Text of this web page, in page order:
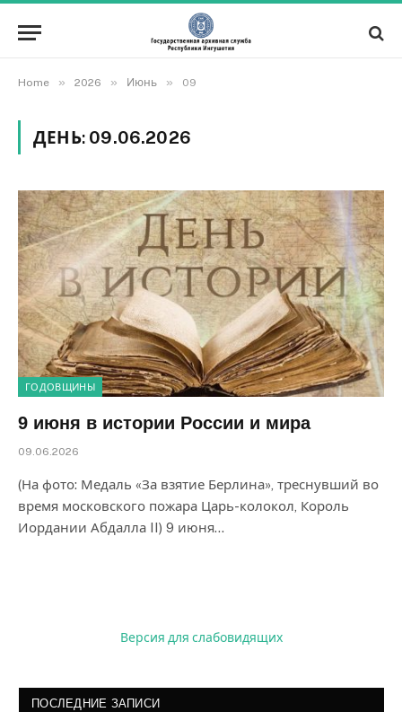
Home » 2026 » Июнь » 09
ДЕНЬ: 09.06.2026
ГОДОВЩИНЫ
9 июня в истории России и мира
09.06.2026
(На фото: Медаль «За взятие Берлина», треснувший во
время московского пожара Царь-колокол, Король
Иордании Абдалла II) 9 июня…
Версия для слабовидящих
ПОСЛЕДНИЕ ЗАПИСИ